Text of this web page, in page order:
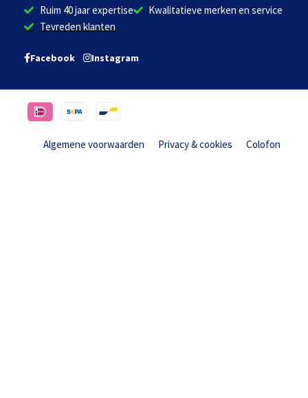
Ruim 40 jaar expertise
Kwalitatieve merken en service
Tevreden klanten
Facebook Instagram
Algemene voorwaarden Privacy & cookies Colofon